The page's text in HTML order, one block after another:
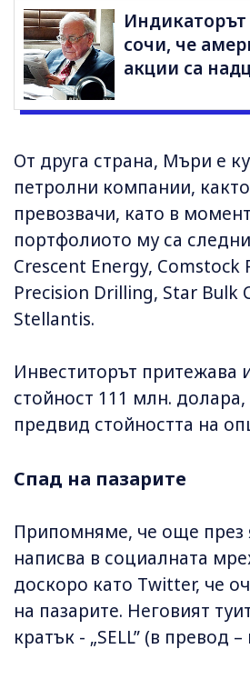
сочи, че
акции са
От друга страна, Мъри е
петролни компании,
превозвачи, като в
портфолиото му са
Crescent Energy, Comstock
Precision Drilling, Star Bulk
Stellantis.
Инвеститорът притежава
стойност 111 млн. долара,
предвид стойността на
Спад на пазарите
Припомняме, че още през
написва в социалната
доскоро като Twitter, че
на пазарите. Неговият
кратък - „SELL” (в превод